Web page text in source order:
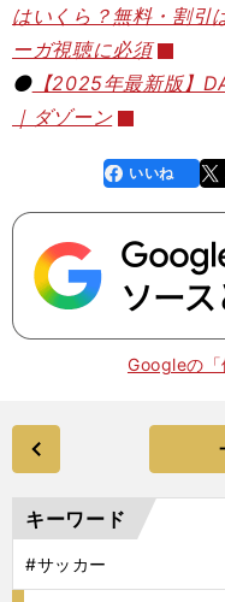
はいくら？無料・割引
ーガ視聴に必須
⚫️【2025年最新版】
｜ダゾーン
faceboo
k
いいね
Googleの「
キーワード
#サッカー